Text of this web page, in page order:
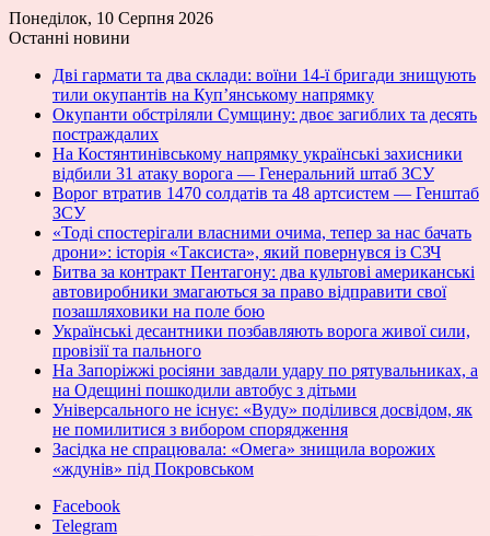
Понеділок, 10 Серпня 2026
Останні новини
Дві гармати та два склади: воїни 14-ї бригади знищують
тили окупантів на Купʼянському напрямку
Окупанти обстріляли Сумщину: двоє загиблих та десять
постраждалих
На Костянтинівському напрямку українські захисники
відбили 31 атаку ворога — Генеральний штаб ЗСУ
Ворог втратив 1470 солдатів та 48 артсистем — Генштаб
ЗСУ
«Тоді спостерігали власними очима, тепер за нас бачать
дрони»: історія «Таксиста», який повернувся із СЗЧ
Битва за контракт Пентагону: два культові американські
автовиробники змагаються за право відправити свої
позашляховики на поле бою
Українські десантники позбавляють ворога живої сили,
провізії та пального
На Запоріжжі росіяни завдали удару по рятувальниках, а
на Одещині пошкодили автобус з дітьми
Універсального не існує: «Вуду» поділився досвідом, як
не помилитися з вибором спорядження
Засідка не спрацювала: «Омега» знищила ворожих
«ждунів» під Покровськом
Facebook
Telegram